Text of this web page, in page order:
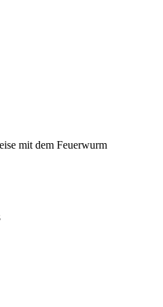
mit dem Feuerwurm